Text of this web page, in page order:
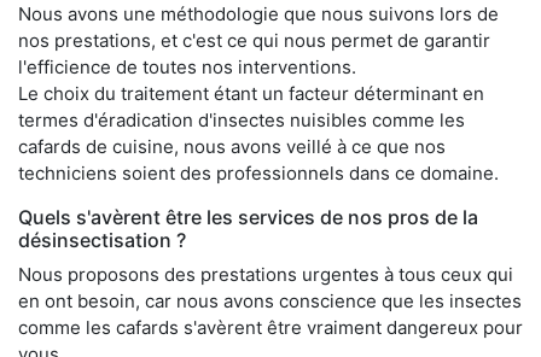
Nous avons une méthodologie que nous suivons lors de
nos prestations, et c'est ce qui nous permet de garantir
l'efficience de toutes nos interventions.
Le choix du traitement étant un facteur déterminant en
termes d'éradication d'insectes nuisibles comme les
cafards de cuisine, nous avons veillé à ce que nos
techniciens soient des professionnels dans ce domaine.
Quels s'avèrent être les services de nos pros de la
désinsectisation ?
Nous proposons des prestations urgentes à tous ceux qui
en ont besoin, car nous avons conscience que les insectes
comme les cafards s'avèrent être vraiment dangereux pour